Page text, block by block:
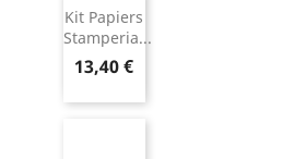
Kit Papiers
Stamperia...
13,40 €